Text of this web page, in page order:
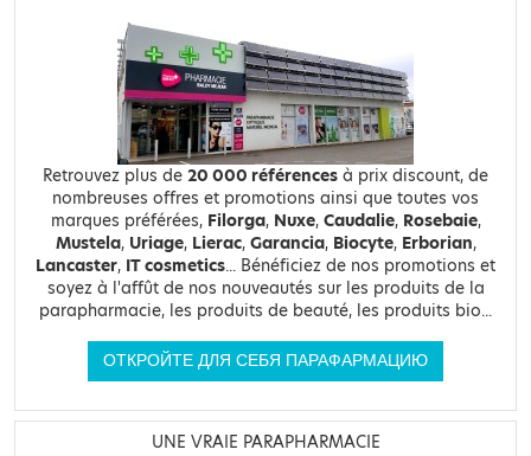
Retrouvez plus de 20 000 références à prix discount, de
nombreuses offres et promotions ainsi que toutes vos
marques préférées, Filorga, Nuxe, Caudalie, Rosebaie,
Mustela, Uriage, Lierac, Garancia, Biocyte, Erborian,
Lancaster, IT cosmetics... Bénéficiez de nos promotions et
soyez à l'affût de nos nouveautés sur les produits de la
parapharmacie, les produits de beauté, les produits bio...
ОТКРОЙТЕ ДЛЯ СЕБЯ ПАРАФАРМАЦИЮ
UNE VRAIE PARAPHARMACIE